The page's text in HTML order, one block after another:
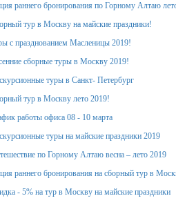
раннего бронирования по Горному Алтаю
тур в Москву на майские праздники!
с празднованием Масленицы 2019!
сборные туры в Москву 2019!
туры в Санкт- Петербург
тур в Москву лето 2019!
работы офиса 08 - 10 марта
туры на майские праздники 2019
по Горному Алтаю весна – лето 2019
раннего бронирования на сборный тур в
- 5% на тур в Москву на майские праздники